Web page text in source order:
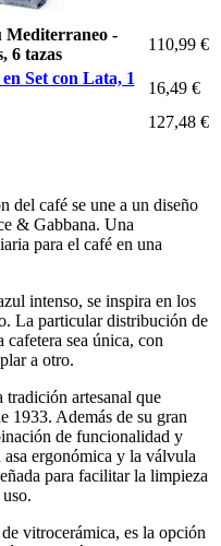
Mediterraneo -
6 tazas
110,99 €
Set con Lata, 1
16,49 €
127,48 €
del café se une a un diseño
& Gabbana. Una
para el café en una
intenso, se inspira en los
La particular distribución de
sea única, con
a otro.
tradición artesanal que
1933. Además de su gran
de funcionalidad y
ergonómica y la válvula
para facilitar la limpieza
vitrocerámica, es la opción